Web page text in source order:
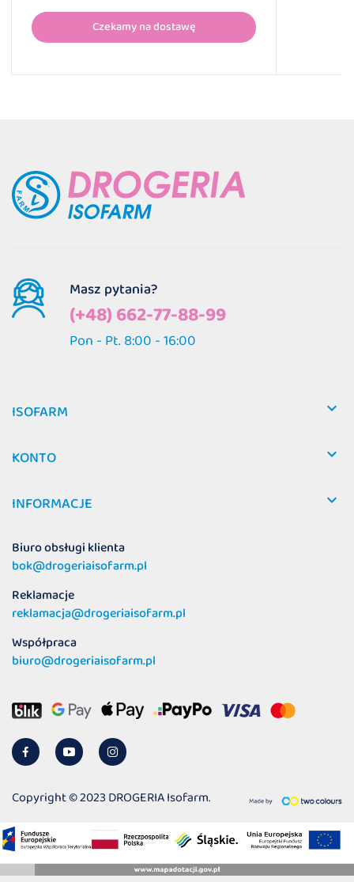
Czekamy na dostawę
Masz pytania?
(+48) 662-77-88-99
Pon - Pt. 8:00 - 16:00
ISOFARM 
KONTO 
INFORMACJE 
Biuro obsługi klienta
bok@drogeriaisofarm.pl
Reklamacje
reklamacja@drogeriaisofarm.pl
Współpraca
biuro@drogeriaisofarm.pl
Copyright © 2023 DROGERIA Isofarm.